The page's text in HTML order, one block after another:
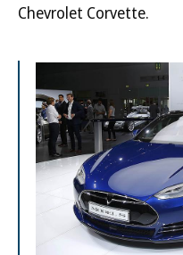
Chevrolet Corvette.